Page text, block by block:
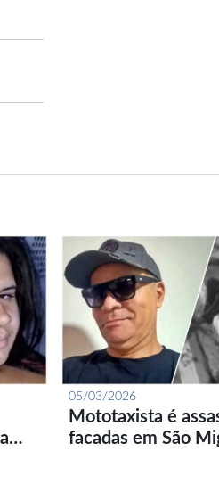
05/03/2026
Mototaxista é
facadas em São